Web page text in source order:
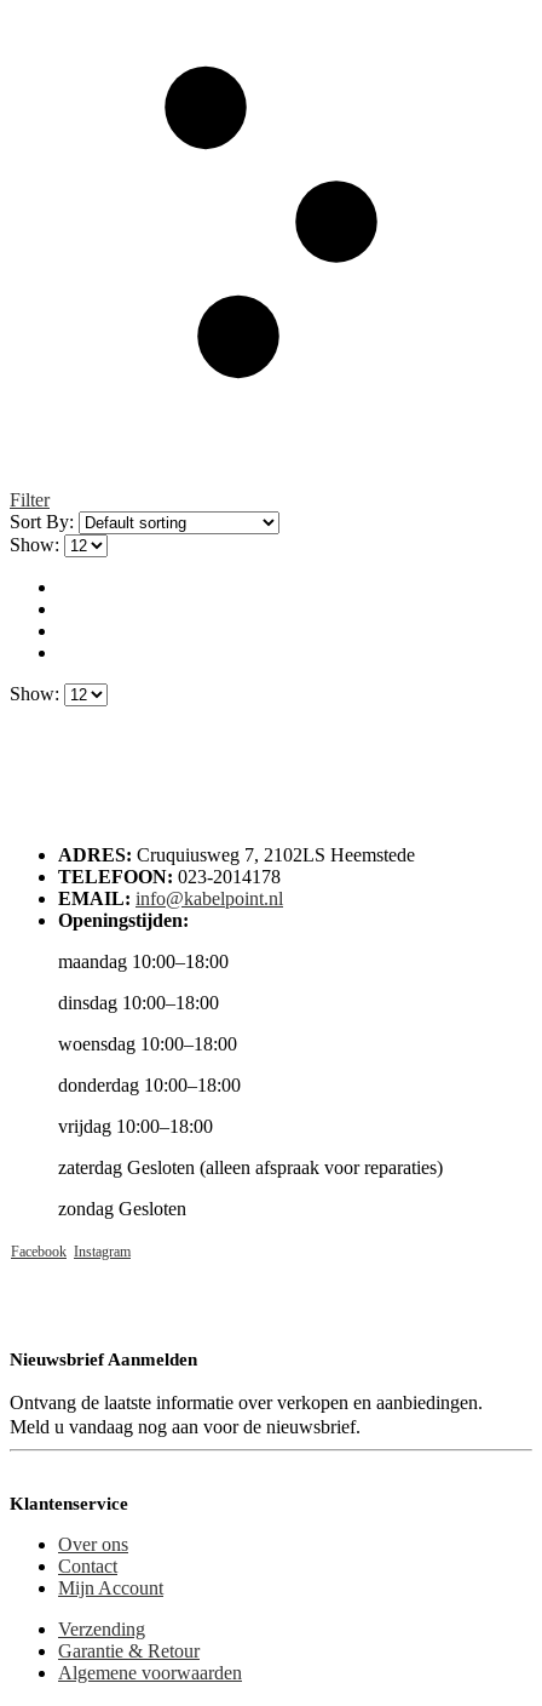
Filter
Sort By:
Show:
Show:
ADRES: Cruquiusweg 7, 2102LS Heemstede
TELEFOON: 023-2014178
EMAIL: info@kabelpoint.nl
Openingstijden:
maandag 10:00–18:00
dinsdag 10:00–18:00
woensdag 10:00–18:00
donderdag 10:00–18:00
vrijdag 10:00–18:00
zaterdag Gesloten (alleen afspraak voor reparaties)
zondag Gesloten
Facebook Instagram
Nieuwsbrief Aanmelden
Ontvang de laatste informatie over verkopen en aanbiedingen.
Meld u vandaag nog aan voor de nieuwsbrief.
Klantenservice
Over ons
Contact
Mijn Account
Verzending
Garantie & Retour
Algemene voorwaarden